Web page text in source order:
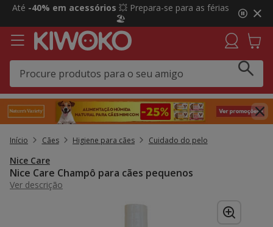
2
3,
mensagem,
Até -40% em acessórios 💥 Prepara-se para as férias
🏖️
Início Cães Higiene para cães Cuidado do pelo
Nice Care
Nice Care Champô para cães pequenos
Ver descrição